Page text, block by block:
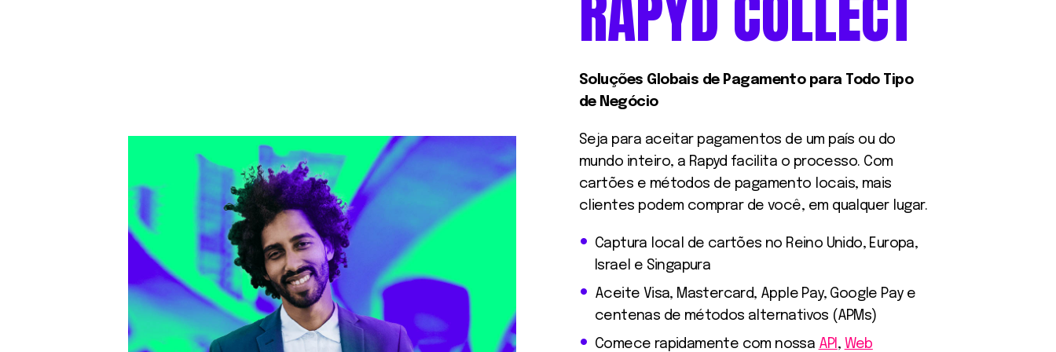
Soluções Globais de Pagamento para Todo Tipo
de Negócio
Seja para aceitar pagamentos de um país ou do
mundo inteiro, a Rapyd facilita o processo. Com
cartões e métodos de pagamento locais, mais
clientes podem comprar de você, em qualquer lugar.
Captura local de cartões no Reino Unido, Europa,
Israel e Singapura
Aceite Visa, Mastercard, Apple Pay, Google Pay e
centenas de métodos alternativos (APMs)
Comece rapidamente com nossa API , Web